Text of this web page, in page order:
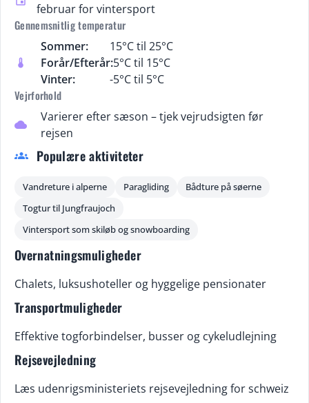
februar for vintersport
Gennemsnitlig temperatur
thermostat
Sommer:
15°C til 25°C
Forår/Efterår:5°C til 15°C
Vinter:
-5°C til 5°C
Vejrforhold
cloud
Varierer efter sæson – tjek vejrudsigten før
rejsen
groups Populære aktiviteter
Vandreture i alperne Paragliding
Bådture på søerne
Togtur til Jungfraujoch
Vintersport som skiløb og snowboarding
Overnatningsmuligheder
Chalets, luksushoteller og hyggelige pensionater
Transportmuligheder
Effektive togforbindelser, busser og cykeludlejning
Rejsevejledning
Læs udenrigsministeriets rejsevejledning for schweiz